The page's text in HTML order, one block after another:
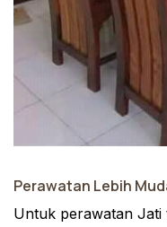
Perawatan Lebih
Untuk perawatan Jati